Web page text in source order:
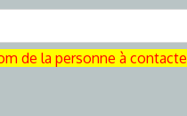
de la personne à